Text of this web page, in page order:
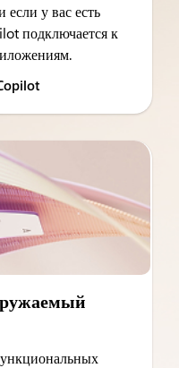
у вас есть
подключается к